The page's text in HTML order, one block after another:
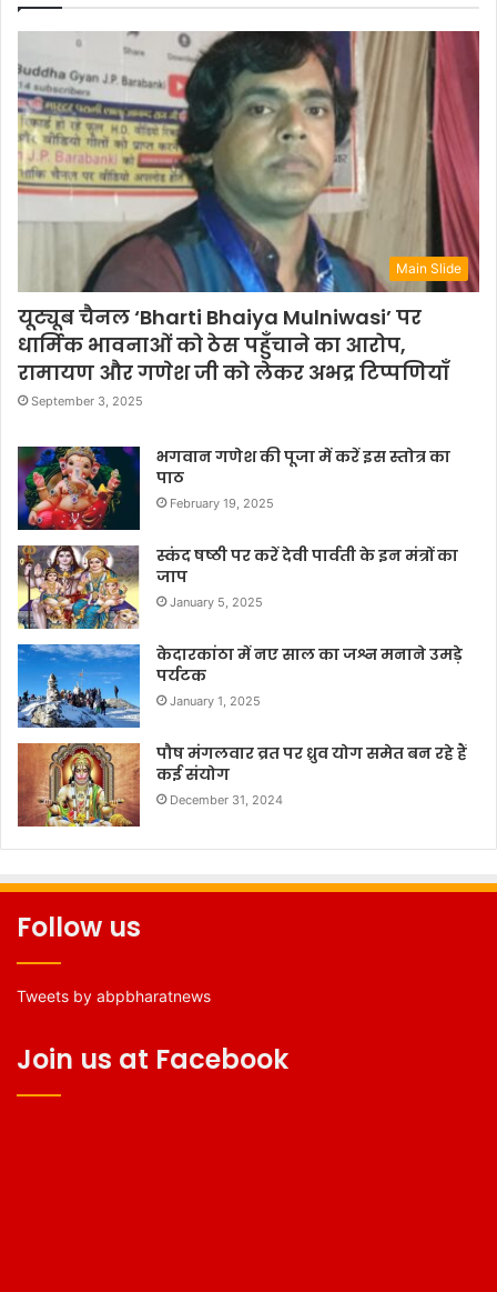
Main Slide
यूट्यूब चैनल ‘Bharti Bhaiya Mulniwasi’ पर
धार्मिक भावनाओं को ठेस पहुँचाने का आरोप,
रामायण और गणेश जी को लेकर अभद्र टिप्पणियाँ
September 3, 2025
भगवान गणेश की पूजा में करें इस स्तोत्र का
पाठ
February 19, 2025
स्कंद षष्ठी पर करें देवी पार्वती के इन मंत्रों का
जाप
January 5, 2025
केदारकांठा में नए साल का जश्न मनाने उमड़े
पर्यटक
January 1, 2025
पौष मंगलवार व्रत पर ध्रुव योग समेत बन रहे हैं
कई संयोग
December 31, 2024
Follow us
Tweets by abpbharatnews
Join us at Facebook